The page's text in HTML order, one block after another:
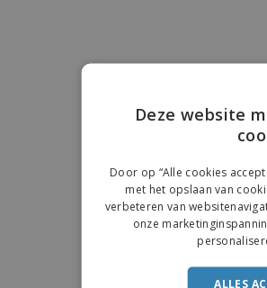
Deze website
Door op “Alle cookies
met het opslaan van
verbeteren van
onze
ALLES